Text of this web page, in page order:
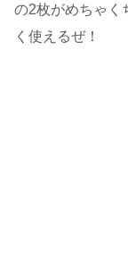
の2枚がめちゃく
く使えるぜ！